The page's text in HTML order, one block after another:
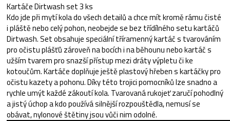
Kartáče Dirtwash set 3 ks
Kdo jde při mytí kola do všech detailů a chce mít kromě rámu čisté
i pláště nebo celý pohon, neobejde se bez třídílného setu kartáčů
Dirtwash. Set obsahuje speciální tříramenný kartáč s tvarováním
pro očistu plášťů zároveň na bocích i na běhounu nebo kartáč s
užším tvarem pro snazší přístup mezi dráty výpletu či ke
kotoučům. Kartáče doplňuje ještě plastový hřeben s kartáčky pro
očistu kazety a pohonu. Díky této trojici pomocníků lze snadno a
rychle umýt každé zákoutí kola. Tvarovaná rukojeť zaručí pohodlný
a jistý úchop a kdo používá silnější rozpouštědla, nemusí se
obávat, nylonové štětiny jsou vůči nim odolné.